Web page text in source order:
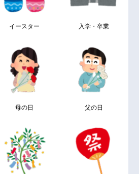
イースター 入学・卒業
母の日 父の日